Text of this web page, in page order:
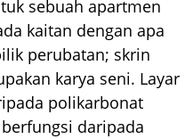
sebuah apartmen
kaitan dengan apa
perubatan; skrin
karya seni. Layar
polikarbonat
daripada